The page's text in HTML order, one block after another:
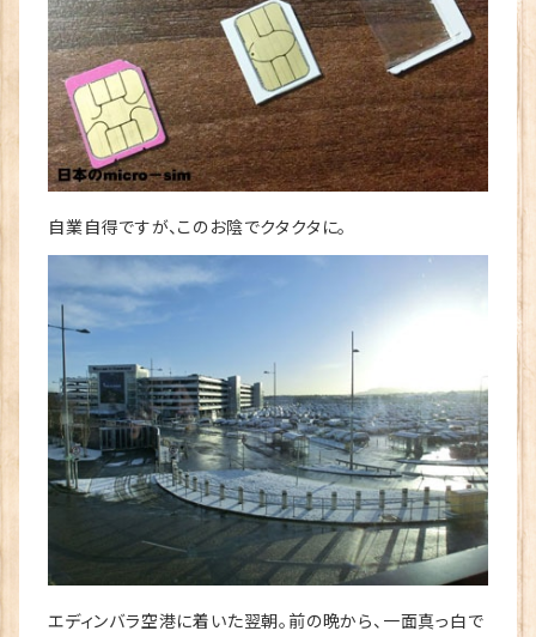
自業自得ですが、このお陰でクタクタに。
エディンバラ空港に着いた翌朝。前の晩から、一面真っ白で